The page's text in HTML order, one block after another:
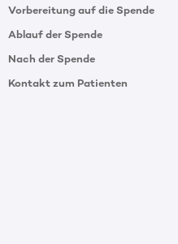
Vorbereitung auf die Spende
Ablauf der Spende
Nach der Spende
Kontakt zum Patienten